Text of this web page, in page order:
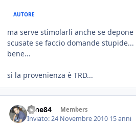
AUTORE
ma serve stimolarli anche se
scusate se faccio domande
bene...
si la provenienza è TRD...
sane84 Members
Inviato:24 Novembre 2010 15 anni